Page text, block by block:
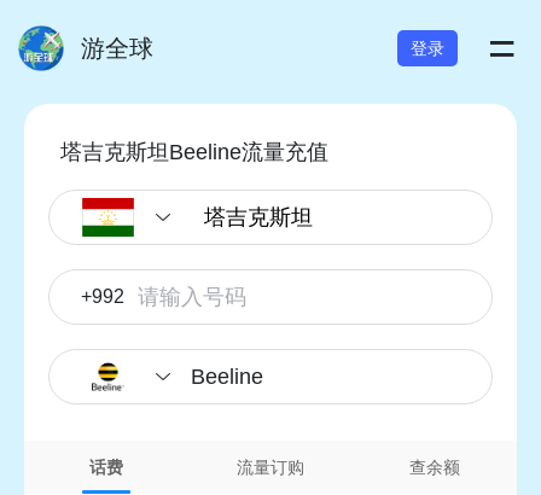
游全球 登录 =
塔吉克斯坦Beeline流量充值
+992
Beeline
话费 流量订购 查余额